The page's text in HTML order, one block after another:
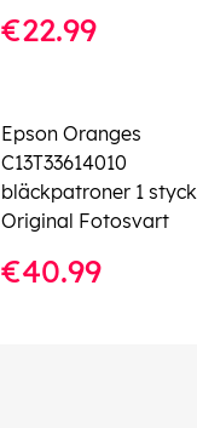
€22.99
Epson Oranges
C13T33614010
bläckpatroner 1 styck
Original Fotosvart
€40.99